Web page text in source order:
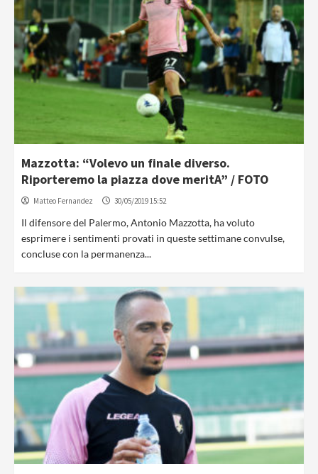
Mazzotta: “Volevo un finale diverso.
Riporteremo la piazza dove meritA” / FOTO
Matteo Fernandez 30/05/2019 15:52
Il difensore del Palermo, Antonio Mazzotta, ha voluto
esprimere i sentimenti provati in queste settimane convulse,
concluse con la permanenza...